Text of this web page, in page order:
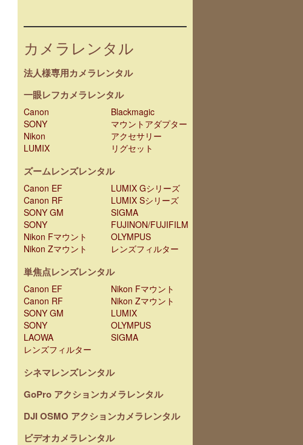
カメラレンタル
法人様専用カメラレンタル
一眼レフカメラレンタル
Canon
Blackmagic
SONY
マウントアダプター
Nikon
アクセサリー
LUMIX
リグセット
ズームレンズレンタル
Canon EF
LUMIX Gシリーズ
Canon RF
LUMIX Sシリーズ
SONY GM
SIGMA
SONY
FUJINON/FUJIFILM
Nikon Fマウント
OLYMPUS
Nikon Zマウント
レンズフィルター
単焦点レンズレンタル
Canon EF
Nikon Fマウント
Canon RF
Nikon Zマウント
SONY GM
LUMIX
SONY
OLYMPUS
LAOWA
SIGMA
レンズフィルター
シネマレンズレンタル
GoPro アクションカメラレンタル
DJI OSMO アクションカメラレンタル
ビデオカメラレンタル